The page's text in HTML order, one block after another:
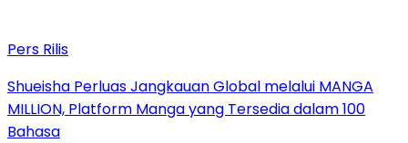
Pers Rilis
Shueisha Perluas Jangkauan Global melalui MANGA
MILLION, Platform Manga yang Tersedia dalam 100
Bahasa